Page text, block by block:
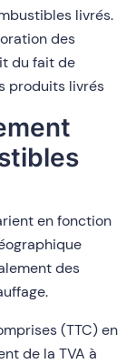
livrés.
des
du fait de
produits livrés
en fonction
des
(TTC) en
de la TVA à